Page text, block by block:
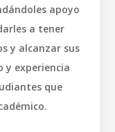
apoyo
a tener
y alcanzar sus
y experiencia
que